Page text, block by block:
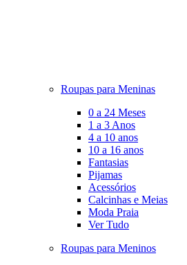
Roupas para Meninas
0 a 24 Meses
1 a 3 Anos
4 a 10 anos
10 a 16 anos
Fantasias
Pijamas
Acessórios
Calcinhas e Meias
Moda Praia
Ver Tudo
Roupas para Meninos